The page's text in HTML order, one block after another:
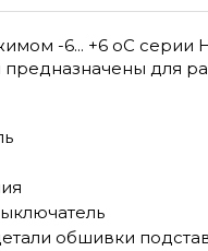
-6... +6 оС серии
для
обшивки